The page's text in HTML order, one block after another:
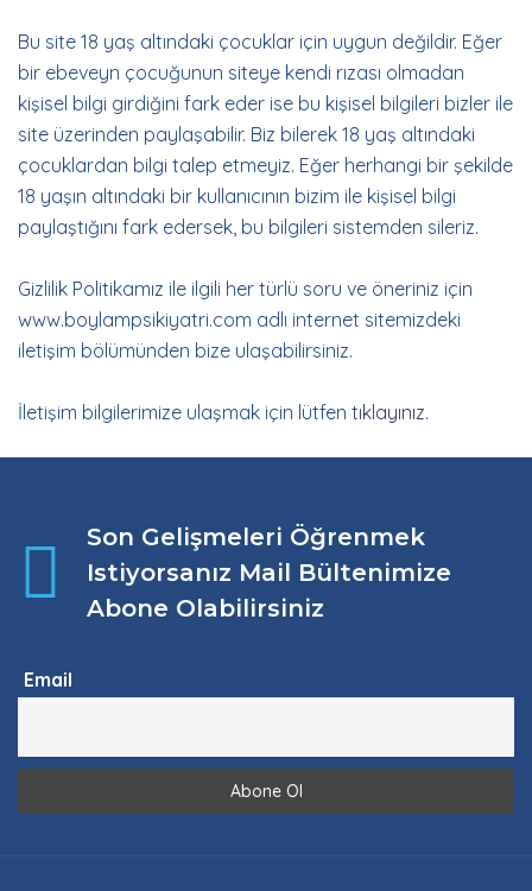
Bu site 18 yaş altındaki çocuklar için uygun değildir. Eğer
bir ebeveyn çocuğunun siteye kendi rızası olmadan
kişisel bilgi girdiğini fark eder ise bu kişisel bilgileri bizler ile
site üzerinden paylaşabilir. Biz bilerek 18 yaş altındaki
çocuklardan bilgi talep etmeyiz. Eğer herhangi bir şekilde
18 yaşın altındaki bir kullanıcının bizim ile kişisel bilgi
paylaştığını fark edersek, bu bilgileri sistemden sileriz.
Gizlilik Politikamız ile ilgili her türlü soru ve öneriniz için
www.boylampsikiyatri.com adlı internet sitemizdeki
iletişim bölümünden bize ulaşabilirsiniz.
İletişim bilgilerimize ulaşmak için lütfen tıklayınız.
Son Gelişmeleri Öğrenmek
Istiyorsanız Mail Bültenimize
Abone Olabilirsiniz
Email